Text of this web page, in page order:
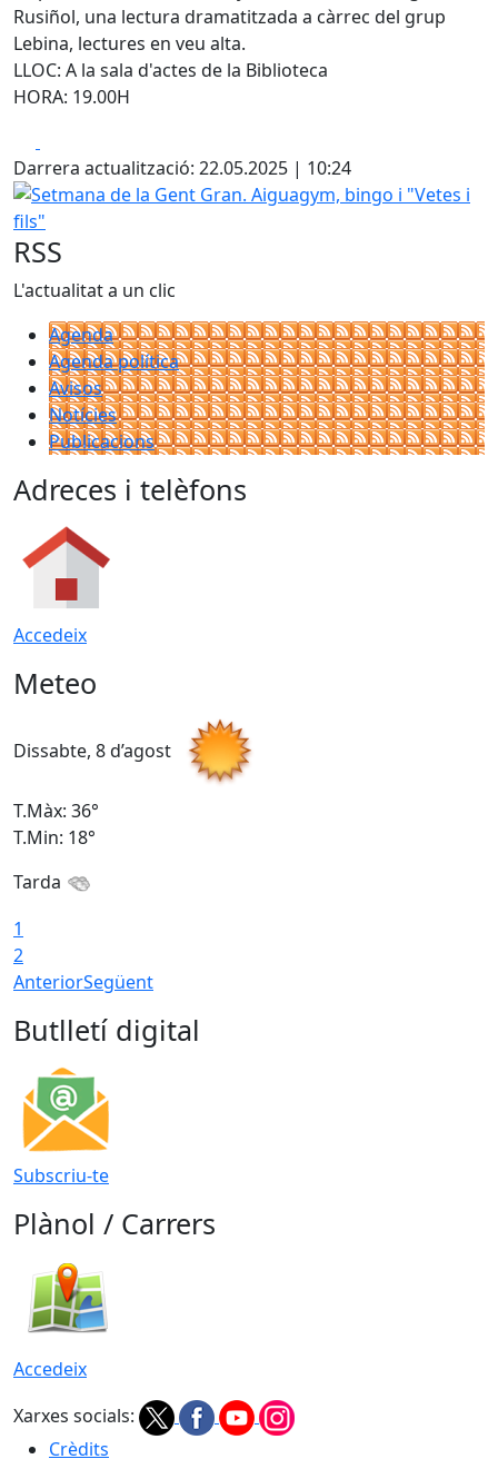
Rusiñol, una lectura dramatitzada a càrrec del grup
Lebina, lectures en veu alta.
LLOC: A la sala d'actes de la Biblioteca
HORA: 19.00H
Darrera actualització: 22.05.2025 | 10:24
Setmana de la Gent Gran. Aiguagym, bingo i "Vetes i fils"
RSS
L'actualitat a un clic
Agenda
Agenda política
Avisos
Notícies
Publicacions
Adreces i telèfons
Accedeix
Meteo
Dissabte, 8 d’agost
T.Màx: 36°
T.Min: 18°
Tarda
1
2
AnteriorSegüent
Butlletí digital
Subscriu-te
Plànol / Carrers
Accedeix
Xarxes socials:
Crèdits